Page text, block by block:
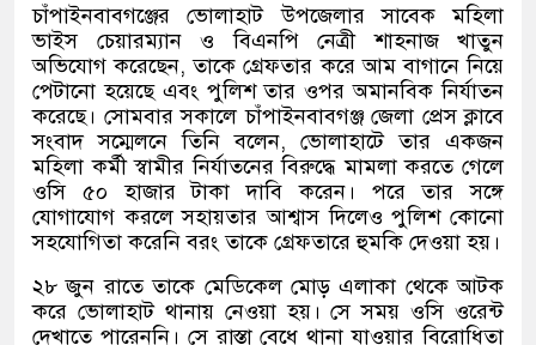
চাঁপাইনবাবগঞ্জের ভোলাহাট উপজেলার সাবেক মহিলা
ভাইস চেয়ারম্যান ও বিএনপি নেত্রী শাহনাজ খাতুন
অভিযোগ করেছেন, তাকে গ্রেফতার করে আম বাগানে নিয়ে
পেটানো হয়েছে এবং পুলিশ তার ওপর অমানবিক নির্যাতন
করেছে। সোমবার সকালে চাঁপাইনবাবগঞ্জ জেলা প্রেস ক্লাবে
সংবাদ সম্মেলনে তিনি বলেন, ভোলাহাটে তার একজন
মহিলা কর্মী স্বামীর নির্যাতনের বিরুদ্ধে মামলা করতে গেলে
ওসি ৫০ হাজার টাকা দাবি করেন। পরে তার সঙ্গে
যোগাযোগ করলে সহায়তার আশ্বাস দিলেও পুলিশ কোনো
সহযোগিতা করেনি বরং তাকে গ্রেফতারে হুমকি দেওয়া হয়।
২৮ জুন রাতে তাকে মেডিকেল মোড় এলাকা থেকে আটক
করে ভোলাহাট থানায় নেওয়া হয়। সে সময় ওসি ওরেন্ট
দেখাতে পারেননি। সে রাস্তা বেধে থানা যাওয়ার বিরোধিতা